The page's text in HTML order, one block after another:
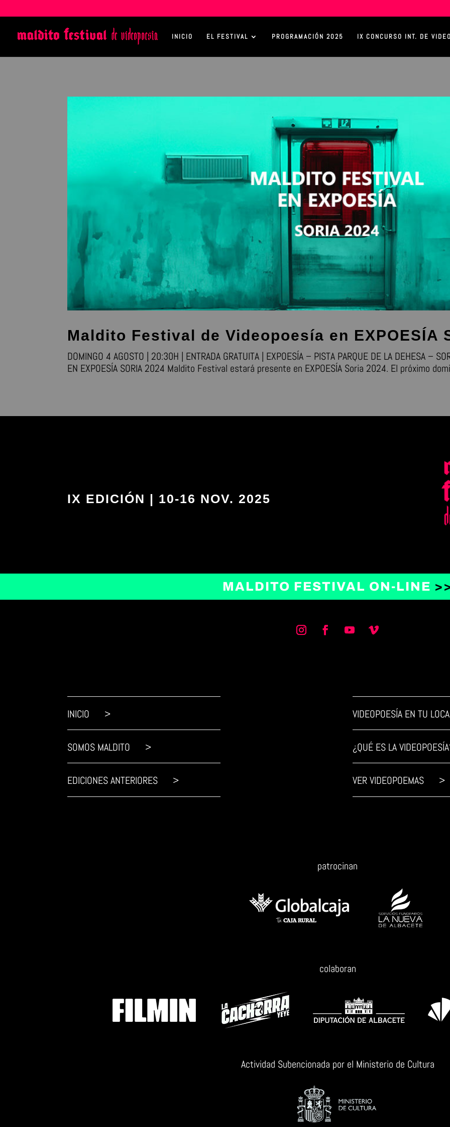
INICIO EL FESTIVAL PROGRAMACIÓN 2025 IX CONCURSO INT. DE
Maldito Festival de Videopoesía en EXPOESÍA
DOMINGO 4 AGOSTO | 20:30H | ENTRADA GRATUITA | EXPOESÍA – PISTA PARQUE DE LA DEHESA –
EN EXPOESÍA SORIA 2024 Maldito Festival estará presente en EXPOESÍA Soria 2024. El próximo
IX EDICIÓN | 10-16 NOV. 2025
MALDITO FESTIVAL ON-LINE
INICIO >
SOMOS MALDITO >
EDICIONES ANTERIORES >
VIDEOPOESÍA EN TU
¿QUÉ ES LA
VER VIDEOPOEMAS >
patrocinan
colaboran
Actividad Subencionada por el Ministerio de Cultura